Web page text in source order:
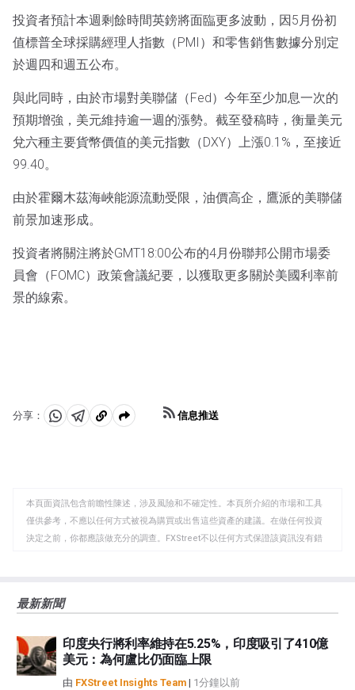
投資者預計本週剩餘時間英鎊將面臨更多波動，因5月份初
值標普全球採購經理人指數（PMI）和零售銷售數據分別定
於週四和週五公布。
與此同時，由於市場對美聯儲（Fed）今年至少加息一次的
預期增強，美元維持逾一週的漲勢。截至發稿時，衡量美元
兌六種主要貨幣價值的美元指數（DXY）上漲0.1%，至接近
99.40。
由於霍爾木茲海峽能源流動受限，油價高企，鷹派的美聯儲
前景加速形成。
投資者將關注將於GMT18:00公布的4月份聯邦公開市場委
員會（FOMC）政策會議紀要，以獲取更多關於美國利率前
景的線索。
分享：
分 分 複
板
信息推送
本頁面資訊包含前瞻性陳述，涉及風險和不確定性。本頁所介紹的市場和工具
僅供參考，不應以任何方式被視為購買或出售這些資產的建議。在做任何投資
決定之前，你都應該做充分的調查。FXStreet不以任何方式保證該資訊沒有錯
觀點，並不代表FXStreet或其廣告商的官方政策或立場。作者不對本頁連結的
如果文章正文中沒有明確提到，在撰寫本文時，作者在本文中提到的任何股票
中都沒有頭寸，也沒有與文中提到的任何公司有業務關係。除了FXStreet，作
者沒有收到撰寫這篇文章的報酬。
最新新聞
印度央行將利率維持在5.25%，印度吸引了410億
美元：為何盧比仍面臨上限
由 FXStreet Insights Team | 1分鐘以前